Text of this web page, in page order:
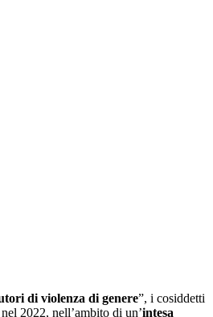
di violenza di genere”, i cosiddetti
2022, nell’ambito di un’intesa